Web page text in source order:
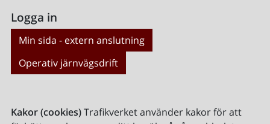
Logga in
Min sida - extern anslutning
Operativ järnvägsdrift
Kakor (cookies)Trafikverket använder kakor för att